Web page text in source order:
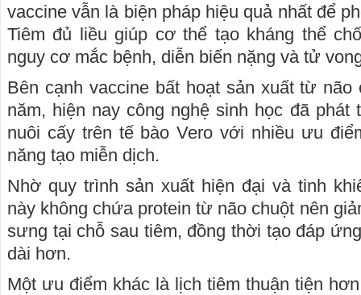
vaccine vẫn là biện pháp hiệu quả nhất để
Tiêm đủ liều giúp cơ thể tạo kháng thể
nguy cơ mắc bệnh, diễn biến nặng và tử
Bên cạnh vaccine bất hoạt sản xuất từ
năm, hiện nay công nghệ sinh học đã phát
nuôi cấy trên tế bào Vero với nhiều ưu
năng tạo miễn dịch.
Nhờ quy trình sản xuất hiện đại và tinh
này không chứa protein từ não chuột nên
sưng tại chỗ sau tiêm, đồng thời tạo đáp
dài hơn.
Một ưu điểm khác là lịch tiêm thuận tiện